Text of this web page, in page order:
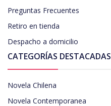
Preguntas Frecuentes
Retiro en tienda
Despacho a domicilio
CATEGORÍAS DESTACADAS
Novela Chilena
Novela Contemporanea